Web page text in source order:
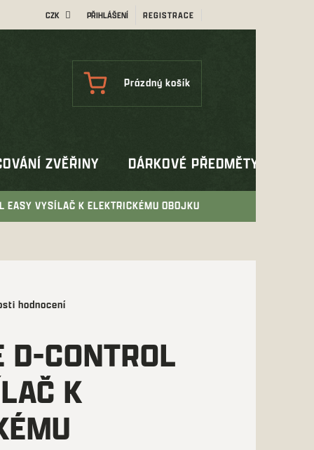
CZK PŘIHLÁŠENÍ REGISTRACE
NÁKUPNÍ
Prázdný košík
ZVĚŘINY DÁRKOVÉ PŘEDMĚTY
EASY VYSÍLAČ K ELEKTRICKÉMU OBOJKU
hodnocení
D-CONTROL
K